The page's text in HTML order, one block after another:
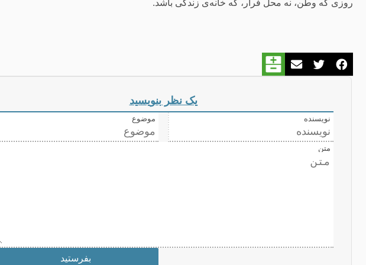
روزی که وطن، نه محل فرار، که خانه‌ی زندگی باشد.
یک نظر بنویسید
نویسنده موضوع
متن